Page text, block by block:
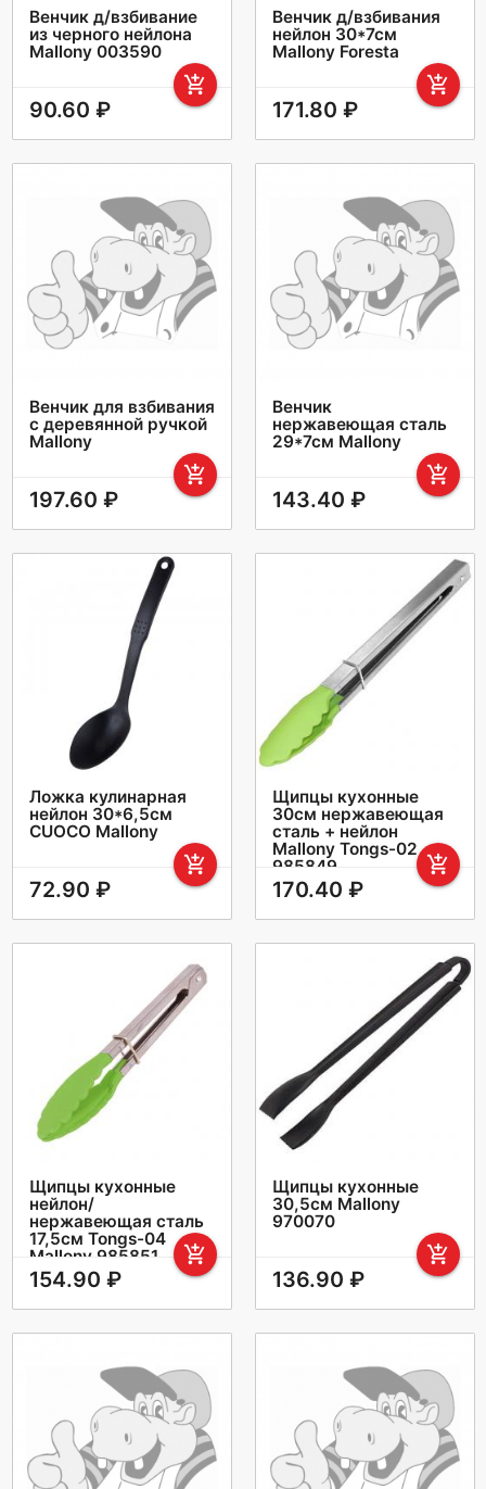
Венчик д/взбивание
из черного нейлона
Mallony 003590
add_shopping_cart
90.60 ₽
Венчик д/взбивания
нейлон 30*7см
Mallony Foresta
add_shopping_cart
171.80 ₽
Венчик для взбивания
с деревянной ручкой
Mallony
add_shopping_cart
197.60 ₽
Венчик
нержавеющая сталь
29*7см Mallony
add_shopping_cart
143.40 ₽
Ложка кулинарная
нейлон 30*6,5см
CUOCO Mallony
add_shopping_cart
72.90 ₽
Щипцы кухонные
30см нержавеющая
сталь + нейлон
Mallony Tongs-02
985849
add_shopping_cart
170.40 ₽
Щипцы кухонные
нейлон/
нержавеющая сталь
17,5см Tongs-04
Mallony 985851
add_shopping_cart
154.90 ₽
Щипцы кухонные
30,5см Mallony
970070
add_shopping_cart
136.90 ₽